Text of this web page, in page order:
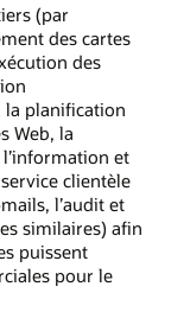
(par
des cartes
des
la planification
Web, la
et
clientèle
l’audit et
similaires) afin
puissent
pour le